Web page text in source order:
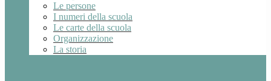
Le persone
I numeri della scuola
Le carte della scuola
Organizzazione
La storia